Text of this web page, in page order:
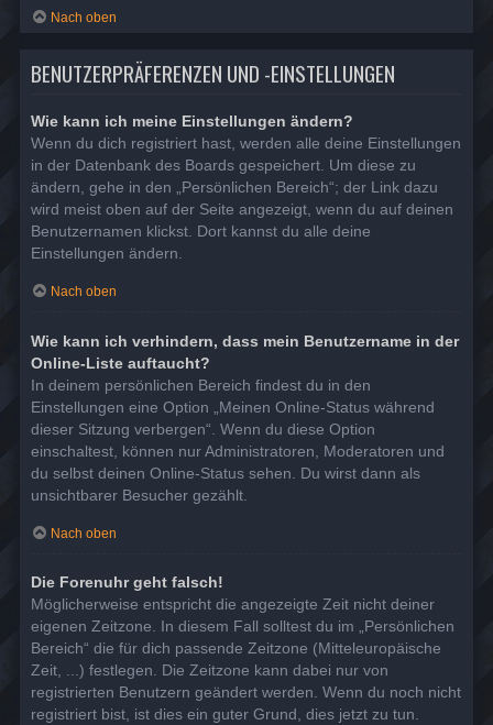
Nach oben
BENUTZERPRÄFERENZEN UND -EINSTELLUNGEN
Wie kann ich meine Einstellungen ändern?
Wenn du dich registriert hast, werden alle deine Einstellungen
in der Datenbank des Boards gespeichert. Um diese zu
ändern, gehe in den „Persönlichen Bereich“; der Link dazu
wird meist oben auf der Seite angezeigt, wenn du auf deinen
Benutzernamen klickst. Dort kannst du alle deine
Einstellungen ändern.
Nach oben
Wie kann ich verhindern, dass mein Benutzername in der
Online-Liste auftaucht?
In deinem persönlichen Bereich findest du in den
Einstellungen eine Option „Meinen Online-Status während
dieser Sitzung verbergen“. Wenn du diese Option
einschaltest, können nur Administratoren, Moderatoren und
du selbst deinen Online-Status sehen. Du wirst dann als
unsichtbarer Besucher gezählt.
Nach oben
Die Forenuhr geht falsch!
Möglicherweise entspricht die angezeigte Zeit nicht deiner
eigenen Zeitzone. In diesem Fall solltest du im „Persönlichen
Bereich“ die für dich passende Zeitzone (Mitteleuropäische
Zeit, ...) festlegen. Die Zeitzone kann dabei nur von
registrierten Benutzern geändert werden. Wenn du noch nicht
registriert bist, ist dies ein guter Grund, dies jetzt zu tun.